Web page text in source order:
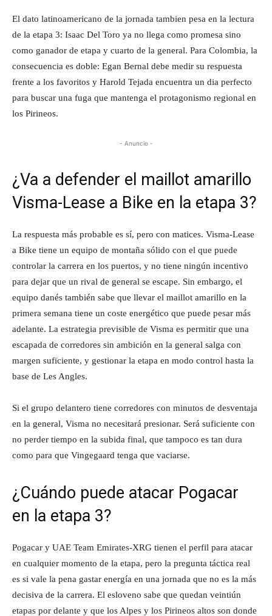
El dato latinoamericano de la jornada tambien pesa en la lectura
de la etapa 3: Isaac Del Toro ya no llega como promesa sino
como ganador de etapa y cuarto de la general. Para Colombia, la
consecuencia es doble: Egan Bernal debe medir su respuesta
frente a los favoritos y Harold Tejada encuentra un dia perfecto
para buscar una fuga que mantenga el protagonismo regional en
los Pirineos.
- Anuncio -
¿Va a defender el maillot amarillo
Visma-Lease a Bike en la etapa 3?
La respuesta más probable es sí, pero con matices. Visma-Lease
a Bike tiene un equipo de montaña sólido con el que puede
controlar la carrera en los puertos, y no tiene ningún incentivo
para dejar que un rival de general se escape. Sin embargo, el
equipo danés también sabe que llevar el maillot amarillo en la
primera semana tiene un coste energético que puede pesar más
adelante. La estrategia previsible de Visma es permitir que una
escapada de corredores sin ambición en la general salga con
margen suficiente, y gestionar la etapa en modo control hasta la
base de Les Angles.
Si el grupo delantero tiene corredores con minutos de desventaja
en la general, Visma no necesitará presionar. Será suficiente con
no perder tiempo en la subida final, que tampoco es tan dura
como para que Vingegaard tenga que vaciarse.
¿Cuándo puede atacar Pogacar
en la etapa 3?
Pogacar y UAE Team Emirates-XRG tienen el perfil para atacar
en cualquier momento de la etapa, pero la pregunta táctica real
es si vale la pena gastar energía en una jornada que no es la más
decisiva de la carrera. El esloveno sabe que quedan veintiún
etapas por delante y que los Alpes y los Pirineos altos son donde